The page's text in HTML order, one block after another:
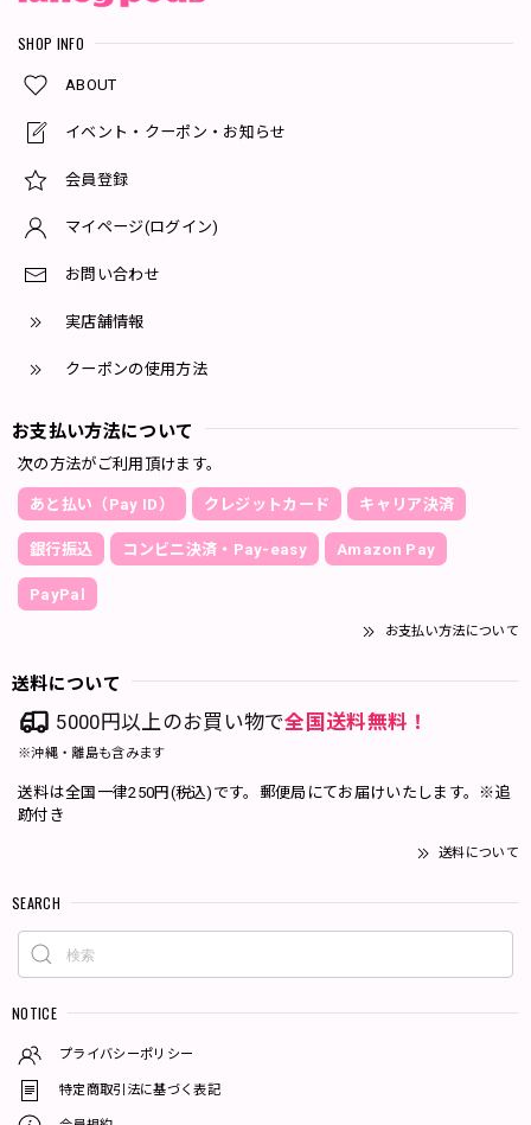
SHOP INFO
ABOUT
イベント・クーポン・お知らせ
会員登録
マイページ(ログイン)
お問い合わせ
実店舗情報
クーポンの使用方法
お支払い方法について
次の方法がご利用頂けます。
あと払い（Pay ID） クレジットカード キャリア決済
銀行振込 コンビニ決済・Pay-easy Amazon Pay
PayPal
お支払い方法について
送料について
5000円以上のお買い物で全国送料無料！
※沖縄・離島も含みます
送料は全国一律250円(税込)です。郵便局にてお届けいたします。※追
跡付き
送料について
SEARCH
NOTICE
プライバシーポリシー
特定商取引法に基づく表記